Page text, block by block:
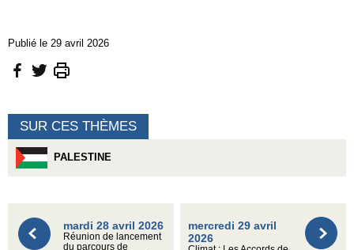
Publié le 29 avril 2026
SUR CES THÈMES
PALESTINE
mardi 28 avril 2026
Réunion de lancement
du parcours de
mercredi 29 avril
2026